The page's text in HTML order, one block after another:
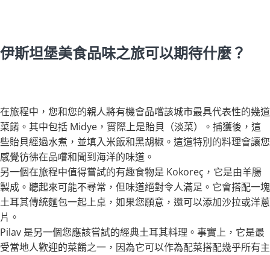
伊斯坦堡美食品味之旅可以期待什麼？
在旅程中，您和您的親人將有機會品嚐該城市最具代表性的幾道
菜餚。其中包括 Midye，實際上是貽貝（淡菜）。捕獲後，這
些貽貝經過水煮，並填入米飯和黑胡椒。這道特別的料理會讓您
感覺彷彿在品嚐和聞到海洋的味道。
另一個在旅程中值得嘗試的有趣食物是 Kokoreç，它是由羊腸
製成。聽起來可能不尋常，但味道絕對令人滿足。它會搭配一塊
土耳其傳統麵包一起上桌，如果您願意，還可以添加沙拉或洋蔥
片。
Pilav 是另一個您應該嘗試的經典土耳其料理。事實上，它是最
受當地人歡迎的菜餚之一，因為它可以作為配菜搭配幾乎所有主